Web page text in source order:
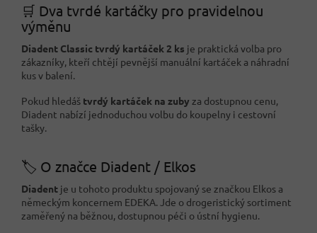
🛒 Dva tvrdé kartáčky pro pravidelnou
výměnu
Diadent Classic tvrdý kartáček 2 ks je praktická volba pro
zákazníky, kteří chtějí pevnější manuální kartáček a náhradní
kus v balení.
Pokud hledáš tvrdý kartáček na zuby za dostupnou cenu,
Diadent nabízí jednoduchou volbu do koupelny i cestovní
tašky.
🏷️ O značce Diadent / Elkos
Diadent je u tohoto produktu spojovaný se značkou Elkos a
německým koncernem EDEKA. Jde o drogeristický sortiment
zaměřený na běžnou, dostupnou péči o ústní hygienu.